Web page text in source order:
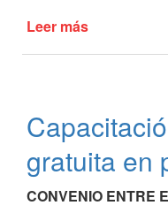
Leer más
mascota
tu
gratuita en
CONVENIO ENTRE